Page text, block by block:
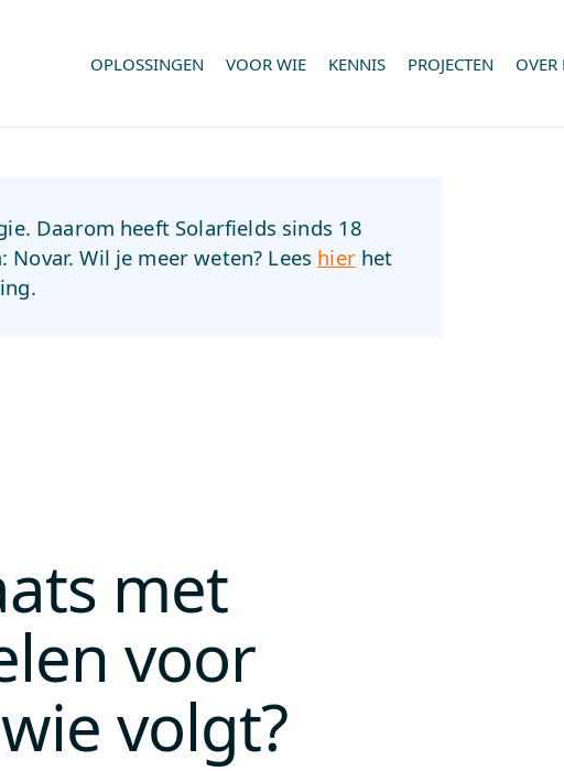
OPLOSSINGEN VOOR WIE KENNIS PROJECTEN OVER
Daarom heeft Solarfields sinds 18
Wil je meer weten? Lees hierhet
met
voor
volgt?